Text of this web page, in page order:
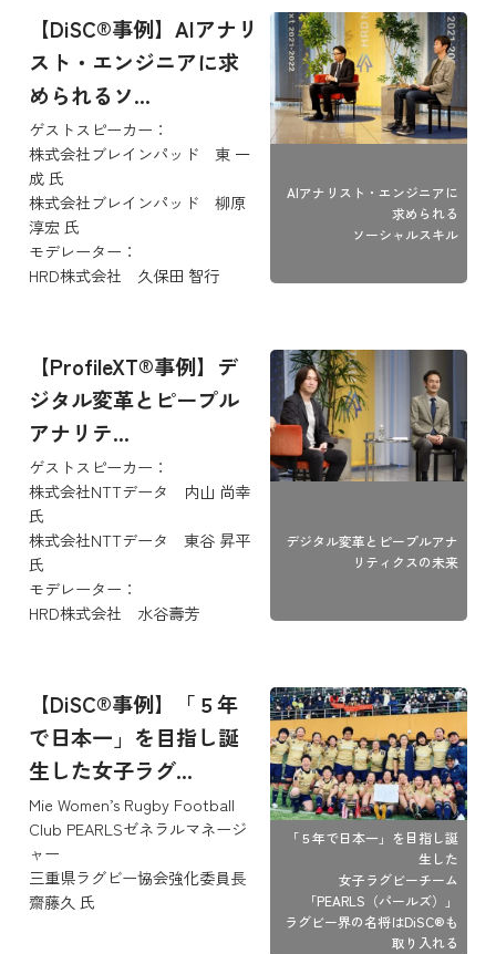
AIアナリスト・エンジニアに
求められる
ソーシャルスキル
【DiSC®事例】AIアナリ
スト・エンジニアに求
められるソ...
ゲストスピーカー：
株式会社ブレインパッド 東 一
成 氏
株式会社ブレインパッド 柳原
淳宏 氏
モデレーター：
HRD株式会社 久保田 智行
デジタル変革とピープルアナ
リティクスの未来
【ProfileXT®事例】デ
ジタル変革とピープル
アナリテ...
ゲストスピーカー：
株式会社NTTデータ 内山 尚幸
氏
株式会社NTTデータ 東谷 昇平
氏
モデレーター：
HRD株式会社 水谷壽芳
「５年で日本一」を目指し誕
生した
女子ラグビーチーム
「PEARLS（パールズ）」
ラグビー界の名将はDiSC®も
取り入れる
【DiSC®事例】「５年
で日本一」を目指し誕
生した女子ラグ...
Mie Women’s Rugby Football
Club PEARLSゼネラルマネージ
ャー
三重県ラグビー協会強化委員長
齋藤久 氏